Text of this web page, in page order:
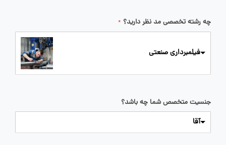
چه رشته تخصصی مد نظر دارید؟ *
فیلمبرداری صنعتی
جنسیت متخصص شما چه باشد؟
آقا